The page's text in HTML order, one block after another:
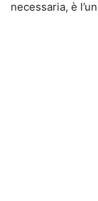
necessaria, è